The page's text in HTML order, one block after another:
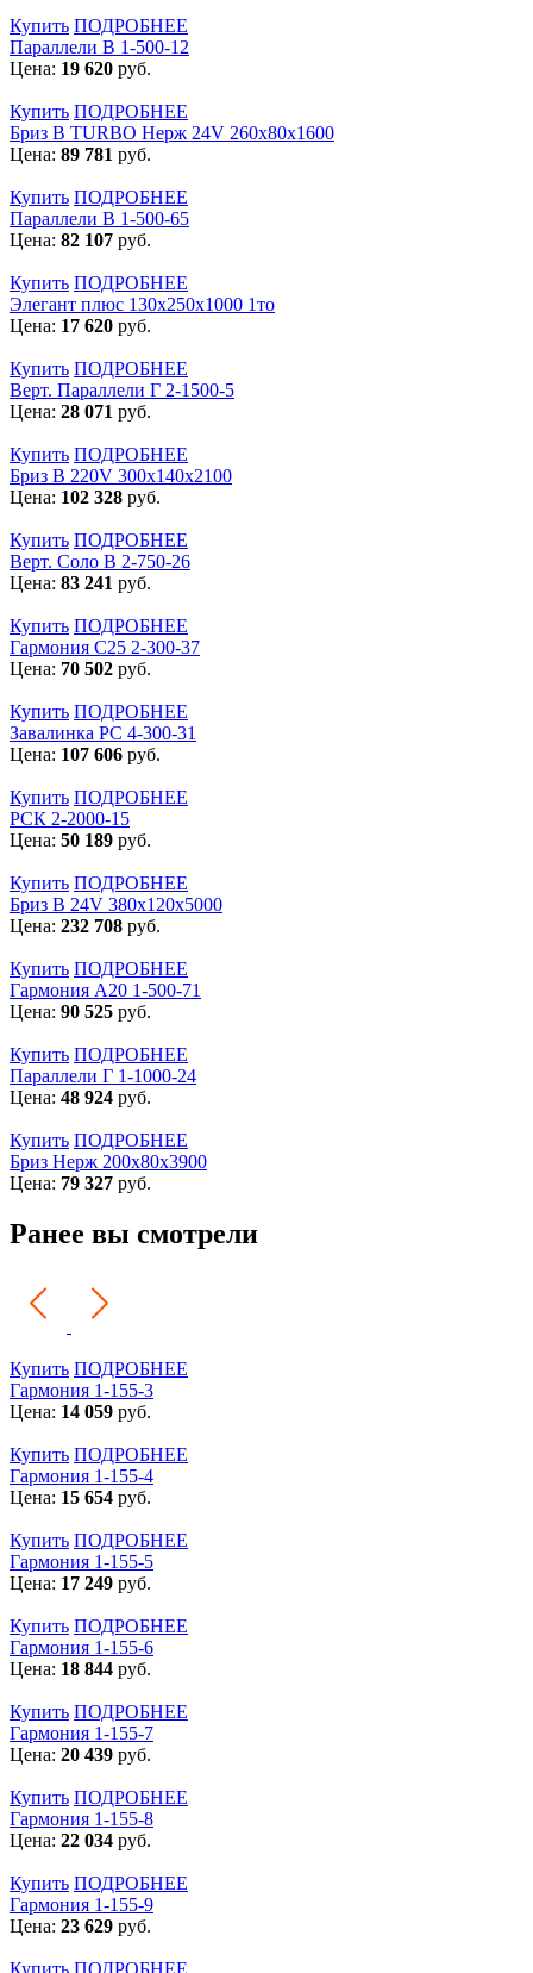
Купить ПОДРОБНЕЕ
Параллели В 1-500-12
Цена: 19 620 руб.
Купить ПОДРОБНЕЕ
Бриз В TURBO Нерж 24V 260х80х1600
Цена: 89 781 руб.
Купить ПОДРОБНЕЕ
Параллели В 1-500-65
Цена: 82 107 руб.
Купить ПОДРОБНЕЕ
Элегант плюс 130x250x1000 1то
Цена: 17 620 руб.
Купить ПОДРОБНЕЕ
Верт. Параллели Г 2-1500-5
Цена: 28 071 руб.
Купить ПОДРОБНЕЕ
Бриз В 220V 300x140x2100
Цена: 102 328 руб.
Купить ПОДРОБНЕЕ
Верт. Соло В 2-750-26
Цена: 83 241 руб.
Купить ПОДРОБНЕЕ
Гармония С25 2-300-37
Цена: 70 502 руб.
Купить ПОДРОБНЕЕ
Завалинка РС 4-300-31
Цена: 107 606 руб.
Купить ПОДРОБНЕЕ
РСК 2-2000-15
Цена: 50 189 руб.
Купить ПОДРОБНЕЕ
Бриз В 24V 380x120x5000
Цена: 232 708 руб.
Купить ПОДРОБНЕЕ
Гармония А20 1-500-71
Цена: 90 525 руб.
Купить ПОДРОБНЕЕ
Параллели Г 1-1000-24
Цена: 48 924 руб.
Купить ПОДРОБНЕЕ
Бриз Нерж 200х80х3900
Цена: 79 327 руб.
Ранее вы смотрели
Купить ПОДРОБНЕЕ
Гармония 1-155-3
Цена: 14 059 руб.
Купить ПОДРОБНЕЕ
Гармония 1-155-4
Цена: 15 654 руб.
Купить ПОДРОБНЕЕ
Гармония 1-155-5
Цена: 17 249 руб.
Купить ПОДРОБНЕЕ
Гармония 1-155-6
Цена: 18 844 руб.
Купить ПОДРОБНЕЕ
Гармония 1-155-7
Цена: 20 439 руб.
Купить ПОДРОБНЕЕ
Гармония 1-155-8
Цена: 22 034 руб.
Купить ПОДРОБНЕЕ
Гармония 1-155-9
Цена: 23 629 руб.
Купить ПОДРОБНЕЕ